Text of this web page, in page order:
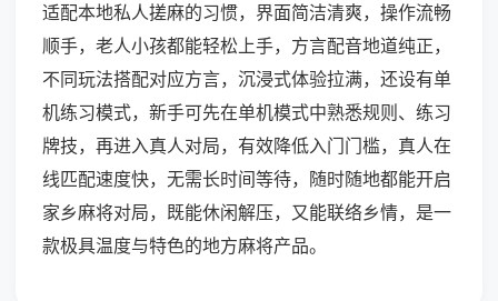
适配本地私人搓麻的习惯，界面简洁清爽，操作流畅
顺手，老人小孩都能轻松上手，方言配音地道纯正，
不同玩法搭配对应方言，沉浸式体验拉满，还设有单
机练习模式，新手可先在单机模式中熟悉规则、练习
牌技，再进入真人对局，有效降低入门门槛，真人在
线匹配速度快，无需长时间等待，随时随地都能开启
家乡麻将对局，既能休闲解压，又能联络乡情，是一
款极具温度与特色的地方麻将产品。